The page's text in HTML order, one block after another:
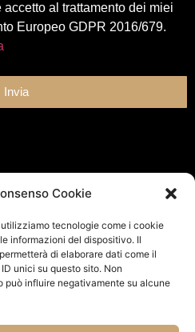
Cookie
tecnologie come i cookie
informazioni del dispositivo. Il
di elaborare dati come il
unici su questo sito. Non
può influire negativamente su alcune
al trattamento dei miei
Europeo GDPR 2016/679.
Invia